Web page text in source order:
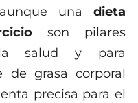
una dieta
son pilares
la salud y para
de grasa corporal
precisa para el